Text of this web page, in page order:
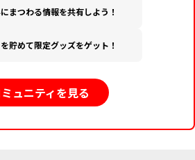
まつわる情報を共有しよう！
貯めて限定グッズをゲット！
ュニティを見る